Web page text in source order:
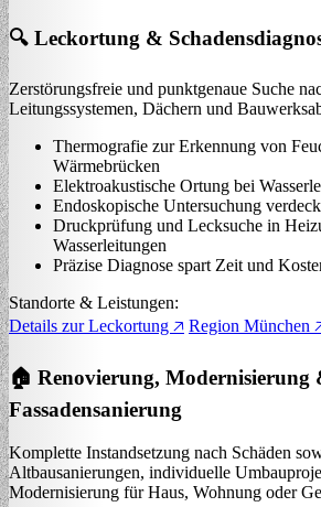
🔍 Leckortung &
Zerstörungsfreie und punktgenaue Suche
Leitungssystemen, Dächern und
Thermografie zur Erkennung von
Wärmebrücken
Elektroakustische Ortung bei
Endoskopische Untersuchung
Druckprüfung und Lecksuche in
Wasserleitungen
Präzise Diagnose spart Zeit und
Standorte & Leistungen:
Details zur Leckortung 🡥 Region München
🏠 Renovierung, Modernisierung
Fassadensanierung
Komplette Instandsetzung nach Schäden
Altbausanierungen, individuelle
Modernisierung für Haus, Wohnung oder